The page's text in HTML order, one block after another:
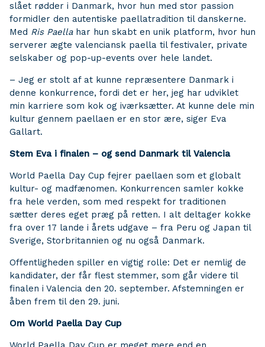
slået rødder i Danmark, hvor hun med stor passion
formidler den autentiske paellatradition til danskerne.
Med Ris Paellahar hun skabt en unik platform, hvor hun
serverer ægte valenciansk paella til festivaler, private
selskaber og pop-up-events over hele landet.
– Jeg er stolt af at kunne repræsentere Danmark i
denne konkurrence, fordi det er her, jeg har udviklet
min karriere som kok og iværksætter. At kunne dele min
kultur gennem paellaen er en stor ære, siger Eva
Gallart.
Stem Eva i finalen – og send Danmark til Valencia
World Paella Day Cup fejrer paellaen som et globalt
kultur- og madfænomen. Konkurrencen samler kokke
fra hele verden, som med respekt for traditionen
sætter deres eget præg på retten. I alt deltager kokke
fra over 17 lande i årets udgave – fra Peru og Japan til
Sverige, Storbritannien og nu også Danmark.
Offentligheden spiller en vigtig rolle: Det er nemlig de
kandidater, der får flest stemmer, som går videre til
finalen i Valencia den 20. september. Afstemningen er
åben frem til den 29. juni.
Om World Paella Day Cup